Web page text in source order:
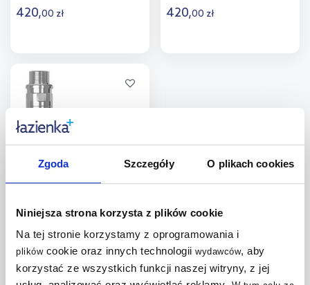
Zgoda Szczegóły O plikach cookies
Niniejsza strona korzysta z plików cookie
Na tej stronie korzystamy z oprogramowania i
plikówcookie oraz innych technologii wydawców, aby
korzystać ze wszystkich funkcji naszej witryny, z jej
420,00 zł
Dodaj do
porównania
420,00 zł
Radox RX10T zestaw
VT-RX-10T.CH.L
420,00zł